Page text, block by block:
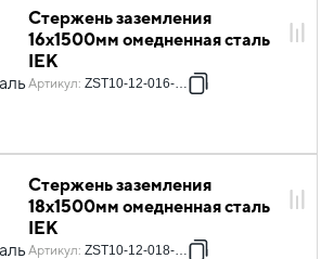
Стержень заземления
16х1500мм омедненная сталь
IEK
Артикул: ZST10-12-016-001
Стержень заземления
18х1500мм омедненная сталь
IEK
Артикул: ZST10-12-018-001